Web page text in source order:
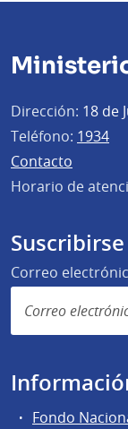
Dirección: 18 de
Teléfono: 1934
Contacto
Horario de
Correo
Fondo